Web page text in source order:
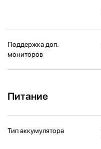
Поддержка доп.
мониторов
Питание
Тип аккумулятора